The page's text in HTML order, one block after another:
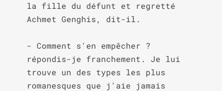
la fille du défunt et regretté
Achmet Genghis, dit-il.
- Comment s'en empêcher ?
répondis-je franchement. Je lui
trouve un des types les plus
romanesques que j'aie jamais